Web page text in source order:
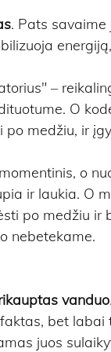
. Pats savaime
–
O
medžiu, ir
o
ir laukia. O
po medžiu ir
nebetekame.
vanduo.
bet
juos